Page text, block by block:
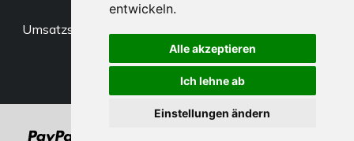
entwickeln.
Alle akzeptieren
Ich lehne ab
Einstellungen ändern
All rights Styliafoe s.r.l. © 2025 -
Umsatzsteueridentifikationsnumme IT15015641002
Folge uns